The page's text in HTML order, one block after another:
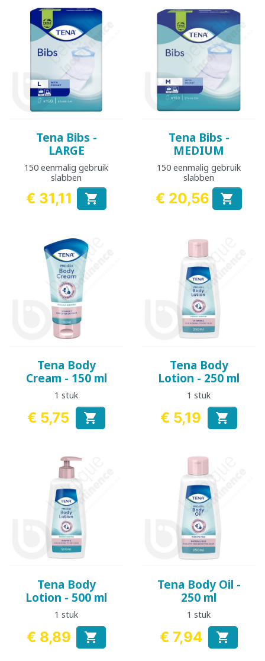
Tena Bibs -
LARGE
150 eenmalig gebruik
slabben
Prijs
€ 31,11 
Tena Bibs -
MEDIUM
150 eenmalig gebruik
slabben
Prijs
€ 20,56 
Tena Body
Cream - 150 ml
1 stuk
Prijs
€ 5,75 
Tena Body
Lotion - 250 ml
1 stuk
Prijs
€ 5,19 
Tena Body
Lotion - 500 ml
1 stuk
Prijs
€ 8,89 
Tena Body Oil -
250 ml
1 stuk
Prijs
€ 7,94 